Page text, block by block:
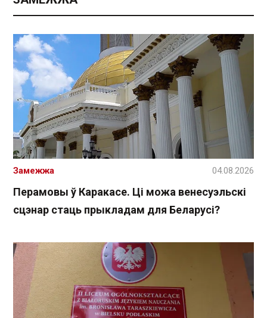
Перамовы ў Каракасе. Ці можа венесуэльскі
сцэнар стаць прыкладам для Беларусі?
Замежжа 04.08.2026